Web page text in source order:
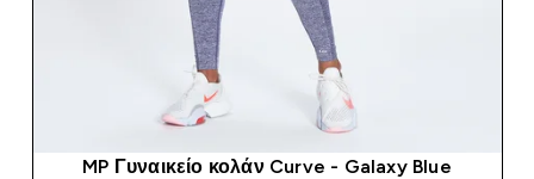
MP Γυναικείο κολάν Curve - Galaxy Blue